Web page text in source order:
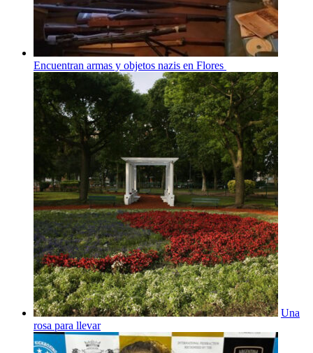
Encuentran armas y objetos nazis en Flores
Una
rosa para llevar